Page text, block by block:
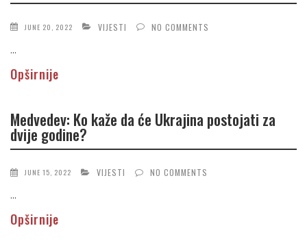
JUNE 20, 2022 VIJESTI NO COMMENTS
...
Opširnije
Medvedev: Ko kaže da će Ukrajina postojati za
dvije godine?
JUNE 15, 2022 VIJESTI NO COMMENTS
...
Opširnije